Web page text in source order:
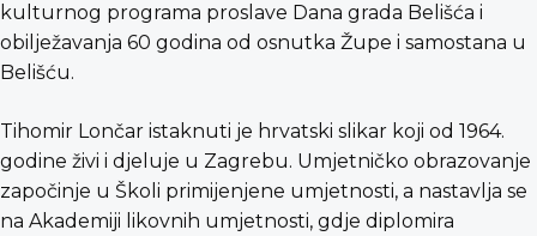
kulturnog programa proslave Dana grada Belišća i
obilježavanja 60 godina od osnutka Župe i samostana u
Belišću.
Tihomir Lončar istaknuti je hrvatski slikar koji od 1964.
godine živi i djeluje u Zagrebu. Umjetničko obrazovanje
započinje u Školi primijenjene umjetnosti, a nastavlja se
na Akademiji likovnih umjetnosti, gdje diplomira